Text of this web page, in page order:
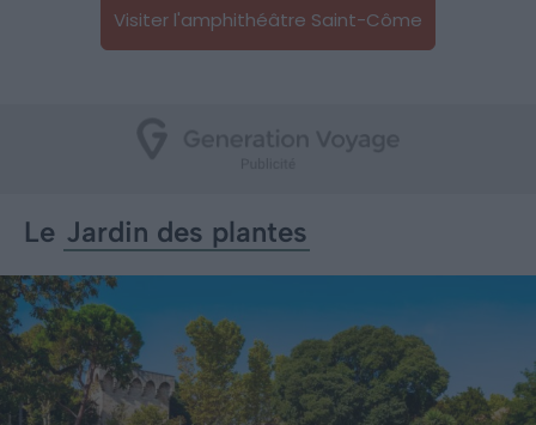
Visiter l'amphithéâtre Saint-Côme
Le Jardin des plantes